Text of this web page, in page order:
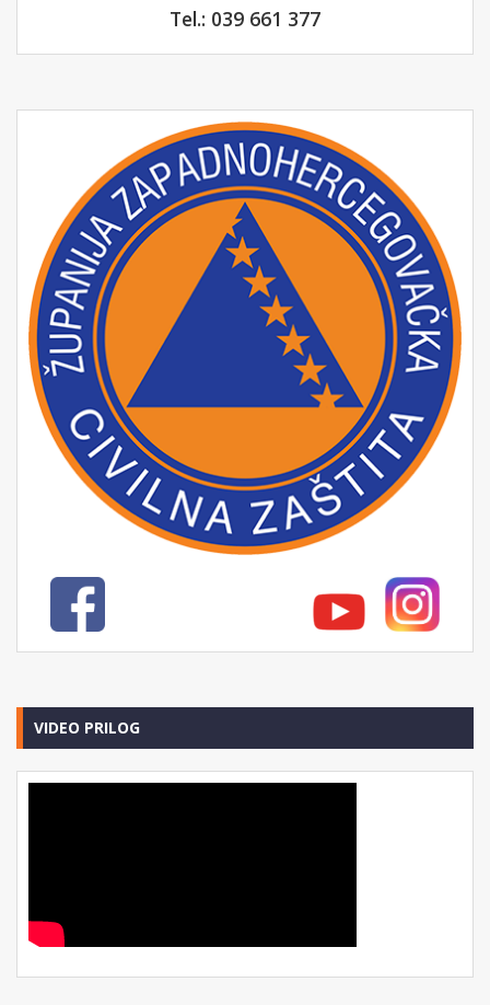
Tel.: 039 661 377
VIDEO PRILOG